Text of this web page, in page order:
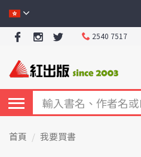
2540 7517
首頁 我要買書